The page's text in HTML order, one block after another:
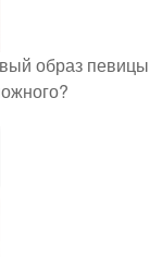
образ певицы